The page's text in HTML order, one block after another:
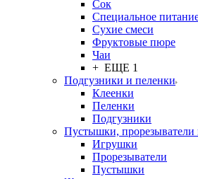
Сок
Специальное
Сухие смеси
Фруктовые пюре
Чаи
+ ЕЩЕ 1
Подгузники и пеленки
Клеенки
Пеленки
Подгузники
Пустышки,
Игрушки
Прорезыватели
Пустышки